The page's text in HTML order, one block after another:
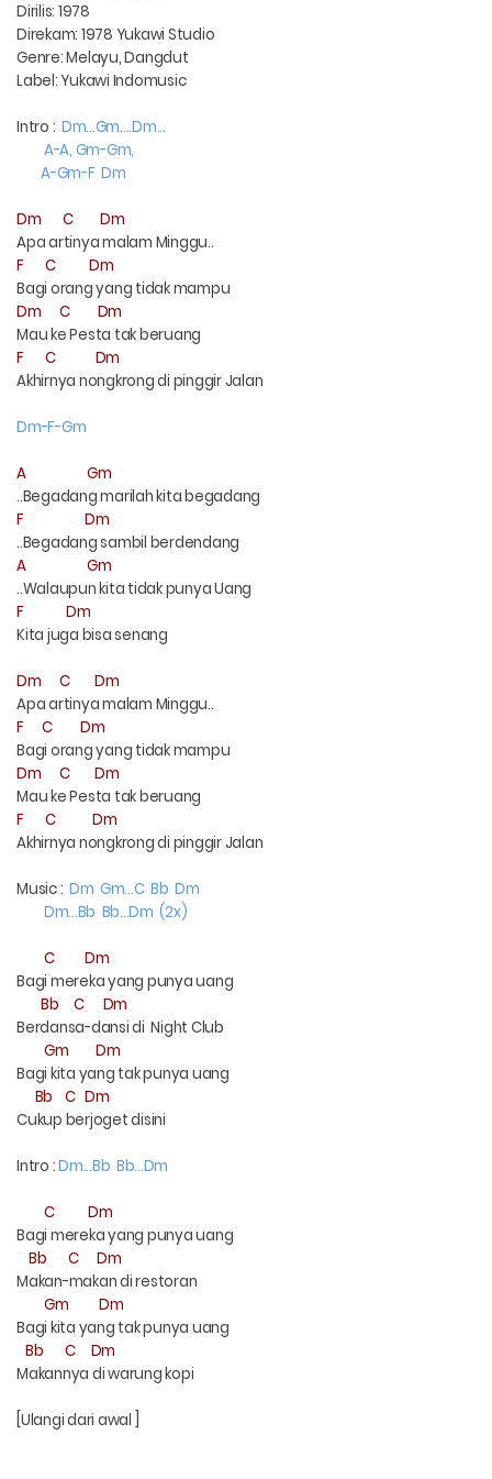
Dirilis: 1978
Direkam: 1978 Yukawi Studio
Genre: Melayu, Dangdut
Label: Yukawi Indomusic
Intro : Dm...Gm....Dm...
A-A, Gm-Gm,
A-Gm-F Dm
Dm C
Dm
Apa artinya malam Minggu..
F
C
Dm
Bagi orang yang tidak mampu
Dm
C
Dm
Mau ke Pesta tak beruang
F
C
Dm
Akhirnya nongkrong di pinggir Jalan
Dm-F-Gm
A
Gm
..Begadang marilah kita begadang
F
Dm
..Begadang sambil berdendang
A
Gm
..Walaupun kita tidak punya Uang
F
Dm
Kita juga bisa senang
Dm C
Dm
Apa artinya malam Minggu..
F
C
Dm
Bagi orang yang tidak mampu
Dm
C
Dm
Mau ke Pesta tak beruang
F
C
Dm
Akhirnya nongkrong di pinggir Jalan
Music : Dm Gm...C Bb Dm
Dm...Bb Bb...Dm (2x)
C
Dm
Bagi mereka yang punya uang
Bb
C
Dm
Berdansa-dansi di Night Club
Gm
Dm
Bagi kita yang tak punya uang
Bb
C Dm
Cukup berjoget disini
Intro :Dm...Bb Bb...Dm
C
Dm
Bagi mereka yang punya uang
Bb
C
Dm
Makan-makan di restoran
Gm
Dm
Bagi kita yang tak punya uang
Bb
C
Dm
Makannya di warung kopi
[Ulangi dari awal ]